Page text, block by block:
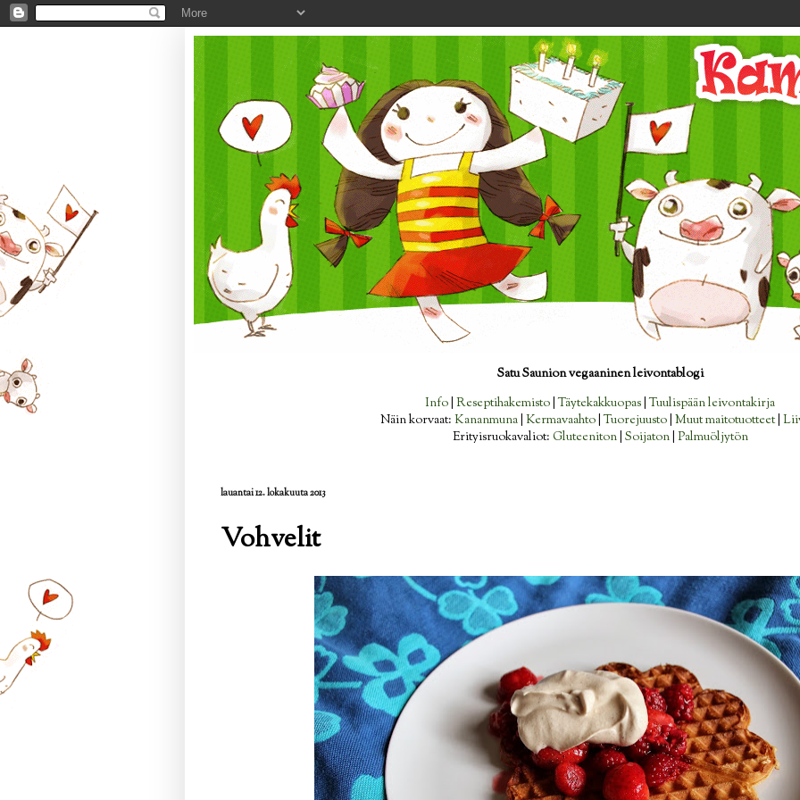
Satu Saunion vegaaninen leivontablogi
Info Reseptihakemisto |Täytekakkuopas |Tuulispään leivontakirja
Näin korvaat: Kananmuna Kermavaahto |Tuorejuusto Muut maitotuotteet|
Erityisruokavaliot: Gluteeniton| Soijaton| Palmuöljytön
lauantai 12. lokakuuta 2013
Vohvelit